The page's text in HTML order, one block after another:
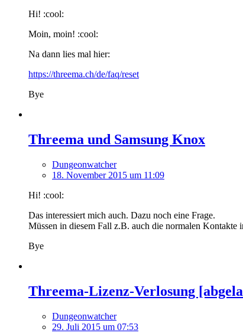
Hi! :cool:
Moin, moin! :cool:
Na dann lies mal hier:
https://threema.ch/de/faq/reset
Bye
Threema und Samsung Knox
Dungeonwatcher
18. November 2015 um 11:09
Hi! :cool:
Das interessiert mich auch. Dazu noch eine Frage.
Müssen in diesem Fall z.B. auch die normalen Kontakte
Bye
Threema-Lizenz-Verlosung
Dungeonwatcher
29. Juli 2015 um 07:53